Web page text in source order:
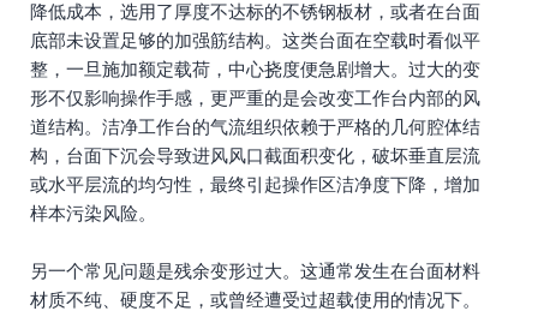
降低成本，选用了厚度不达标的不锈钢板材，或者在台面
底部未设置足够的加强筋结构。这类台面在空载时看似平
整，一旦施加额定载荷，中心挠度便急剧增大。过大的变
形不仅影响操作手感，更严重的是会改变工作台内部的风
道结构。洁净工作台的气流组织依赖于严格的几何腔体结
构，台面下沉会导致进风风口截面积变化，破坏垂直层流
或水平层流的均匀性，最终引起操作区洁净度下降，增加
样本污染风险。
另一个常见问题是残余变形过大。这通常发生在台面材料
材质不纯、硬度不足，或曾经遭受过超载使用的情况下。